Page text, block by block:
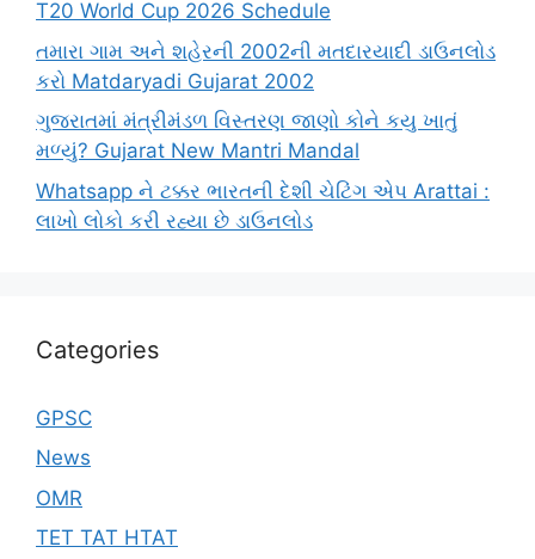
T20 World Cup 2026 Schedule
તમારા ગામ અને શહેરની 2002ની મતદારયાદી ડાઉનલોડ
કરો Matdaryadi Gujarat 2002
ગુજરાતમાં મંત્રીમંડળ વિસ્તરણ જાણો કોને કયુ ખાતું
મળ્યું? Gujarat New Mantri Mandal
Whatsapp ને ટક્કર ભારતની દેશી ચેટિંગ એપ Arattai :
લાખો લોકો કરી રહ્યા છે ડાઉનલોડ
Categories
GPSC
News
OMR
TET TAT HTAT